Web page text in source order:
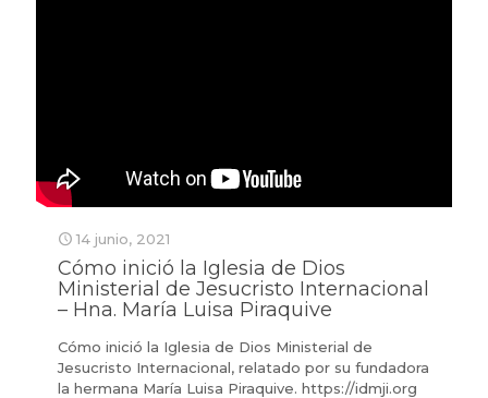
14 junio, 2021
Cómo inició la Iglesia de Dios
Ministerial de Jesucristo Internacional
– Hna. María Luisa Piraquive
Cómo inició la Iglesia de Dios Ministerial de
Jesucristo Internacional, relatado por su fundadora
la hermana María Luisa Piraquive. https://idmji.org